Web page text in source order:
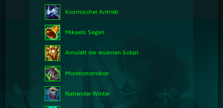
Kosmischer Antrieb
Mikaels Segen
Amulett der eisernen Solari
Morellonomikon
Nahender Winter